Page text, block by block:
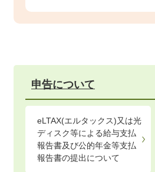
申告について
eLTAX(エルタックス)又は光
ディスク等による給与支払
報告書及び公的年金等支払
報告書の提出について